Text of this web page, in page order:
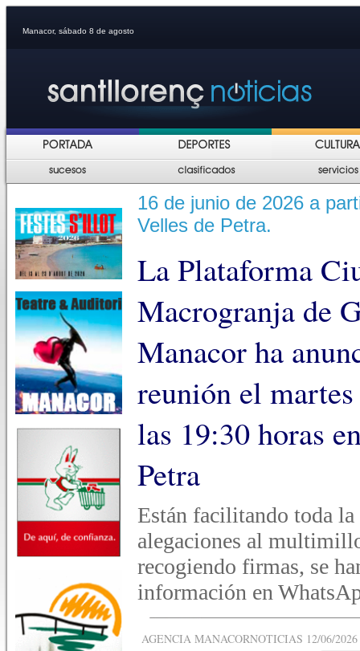
Manacor, sábado 8 de agosto
16 de junio de 2026 a
Velles de Petra.
La Plataforma
Macrogranja de
Manacor ha
reunión el
las 19:30 horas
Petra
Están facilitando toda la
alegaciones al
recogiendo firmas, se
información en
AGENCIA MANACORNOTICIAS 12/06/